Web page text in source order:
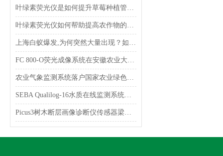
叶绿素荧光仪是如何提升草莓种植管理中的氮肥利用
叶绿素荧光仪如何帮助提高农作物的产量和质量？
上海白蚁爆发,为何突然大量出现？如何消杀？
FC 800-O荧光成像系统在安徽农业大学顺利完成验收
农业气象监测系统落户国家农业绿色发展长期固定观测浏阳实验站
SEBA Qualilog-16水质在线监测系统安装完成
Picus3树木断层画像诊断仪传感器梁式检测方法